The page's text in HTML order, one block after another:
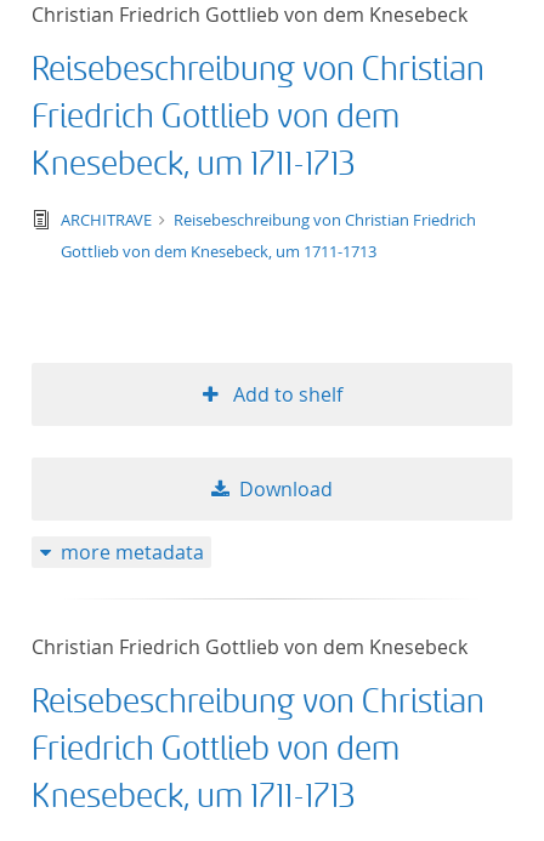
Christian Friedrich Gottlieb von dem Knesebeck
Reisebeschreibung von Christian
Friedrich Gottlieb von dem
Knesebeck, um 1711-1713
text/tg.edition+tg.aggregation+xml
ARCHITRAVE
Reisebeschreibung von Christian Friedrich
Gottlieb von dem Knesebeck, um 1711-1713
Add to shelf
Download
more metadata
Christian Friedrich Gottlieb von dem Knesebeck
Reisebeschreibung von Christian
Friedrich Gottlieb von dem
Knesebeck, um 1711-1713